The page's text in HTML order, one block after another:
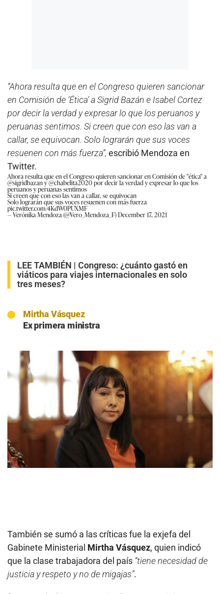
“Ahora resulta que en el Congreso quieren sancionar
en Comisión de ‘Ética’ a Sigrid Bazán e Isabel Cortez
por decir la verdad y expresar lo que los peruanos y
peruanas sentimos. Si creen que con eso las van a
callar, se equivocan. Solo lograrán que sus voces
resuenen con más fuerza”, escribió Mendoza en
Twitter.
Ahora resulta que en el Congreso quieren sancionar en Comisión de "ética" a
@sigridbazany @chabelita2020 por decir la verdad y expresar lo que los
peruanos y peruanas sentimos
Si creen que con eso las van a callar, se equivocan
Solo lograrán que sus voces resuenen con más fuerza
pic.twitter.com/4KdW0PUXMF
— Verónika Mendoza (@Vero_Mendoza_F)December 17, 2021
LEE TAMBIÉN | Congreso: ¿cuánto gastó en
viáticos para viajes internacionales en solo
tres meses?
Mirtha Vásquez
Ex primera ministra
También se sumó a las críticas fue la exjefa del
Gabinete Ministerial Mirtha Vásquez, quien indicó
que la clase trabajadora del país “tiene necesidad de
justicia y respeto y no de migajas”.